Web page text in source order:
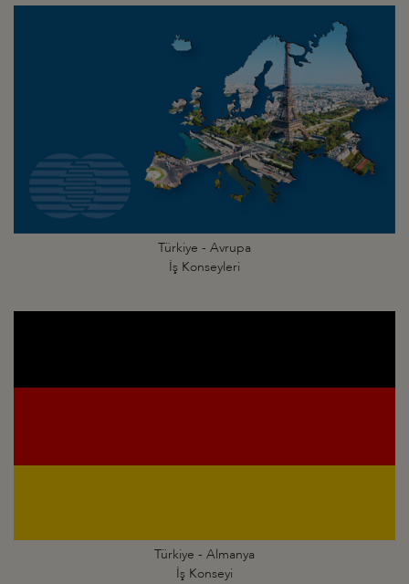
Türkiye - Avrupa
İş Konseyleri
Türkiye - Almanya
İş Konseyi